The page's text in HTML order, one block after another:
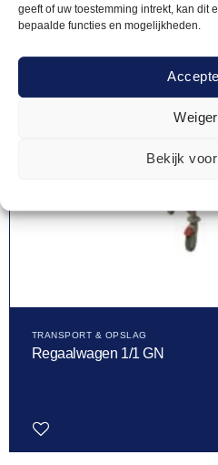
geeft of uw toestemming intrekt, kan dit
bepaalde functies en mogelijkheden.
Bekijk
TRANSPORT & OPSLAG
Regaalwagen 1/1 GN